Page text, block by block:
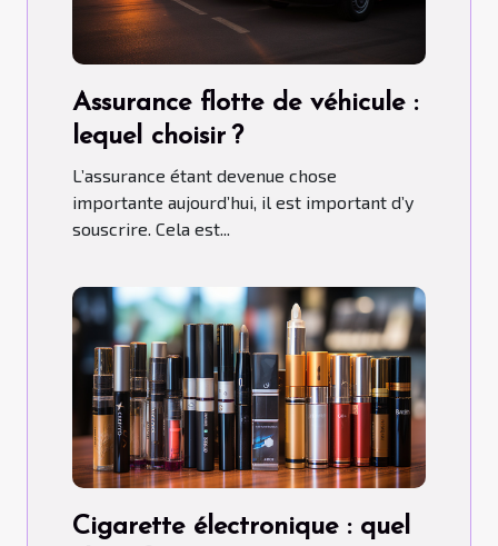
Assurance flotte de véhicule :
lequel choisir ?
L’assurance étant devenue chose
importante aujourd’hui, il est important d’y
souscrire. Cela est...
Cigarette électronique : quel